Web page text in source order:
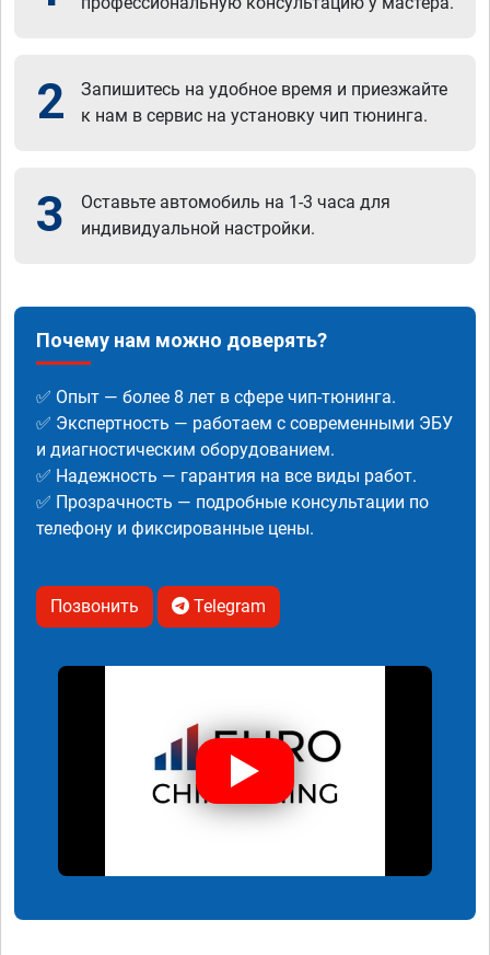
2
Запишитесь на удобное время и приезжайте
к нам в сервис на установку чип тюнинга.
3
Оставьте автомобиль на 1-3 часа для
индивидуальной настройки.
Почему нам можно доверять?
✅ Опыт — более 8 лет в сфере чип-тюнинга.
✅ Экспертность — работаем с современными ЭБУ
и диагностическим оборудованием.
✅ Надежность — гарантия на все виды работ.
✅ Прозрачность — подробные консультации по
телефону и фиксированные цены.
Позвонить Telegram